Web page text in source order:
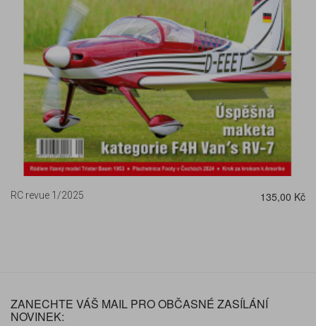
RC revue 1/2025 135,00 Kč
ZANECHTE VÁŠ MAIL PRO OBČASNÉ ZASÍLÁNÍ
NOVINEK: